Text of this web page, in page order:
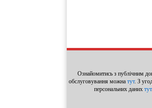
Ознайомитись з публічним
обслуговування можна тут. З
персональних даних тут